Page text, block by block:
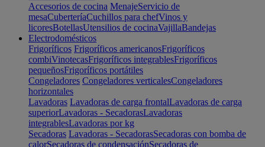
Accesorios de cocina MenajeServicio de
mesaCuberteríaCuchillos para chefVinos y
licoresBotellasUtensilios de cocinaVajillaBandejas
Electrodomésticos
Frigoríficos Frigoríficos americanosFrigoríficos
combiVinotecasFrigoríficos integrablesFrigoríficos
pequeñosFrigoríficos portátiles
Congeladores Congeladores verticalesCongeladores
horizontales
Lavadoras Lavadoras de carga frontalLavadoras de carga
superiorLavadoras - SecadorasLavadoras
integrablesLavadoras por kg
Secadoras Lavadoras - SecadorasSecadoras con bomba de
calorSecadoras de condensaciónSecadoras de